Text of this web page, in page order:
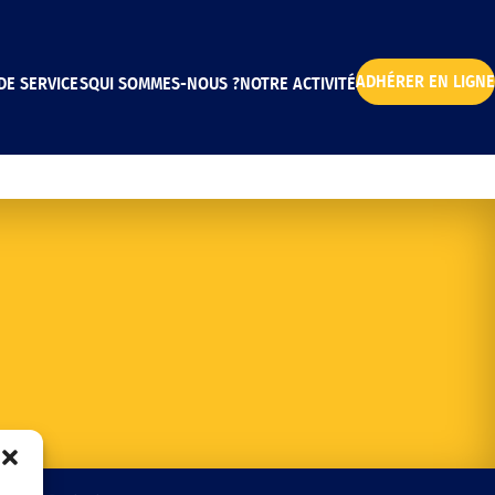
SERVICESQUI SOMMES-NOUS ?NOTRE ACTIVITÉADHÉRER EN LIGNE